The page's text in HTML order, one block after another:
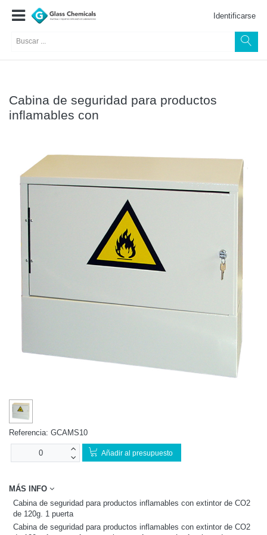
Identificarse
Cabina de seguridad para productos
inflamables con
Referencia: GCAMS10
Añadir al presupuesto
MÁS INFO
Cabina de seguridad para productos inflamables con extintor de CO2
de 120g. 1 puerta
Cabina de seguridad para productos inflamables con extintor de CO2